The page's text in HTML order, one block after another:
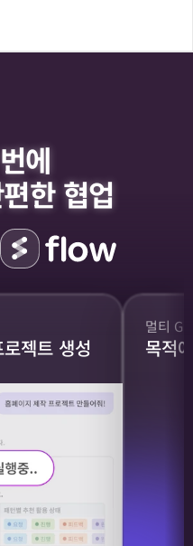
에
한 협업
젝트 생성
멀티
목적